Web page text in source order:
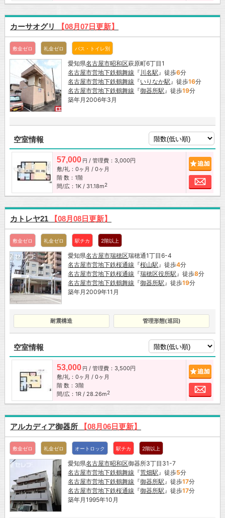
カーサオグリ 【08月07日更新】
敷金ゼロ 礼金ゼロ バス・トイレ別
愛知県名古屋市昭和区萩原町6丁目1
名古屋市営地下鉄鶴舞線 『 川名駅』徒歩6分
名古屋市営地下鉄鶴舞線 『いりなか駅』徒歩16分
名古屋市営地下鉄鶴舞線 『御器所駅』徒歩19分
築年月2006年3月
空室情報
57,000 円 / 管理費：3,000円
敷/礼：0ヶ月 / 0ヶ月
階 数：1階
間/広：1K / 31.18m2
お
カトレヤ21 【08月08日更新】
敷金ゼロ 礼金ゼロ 駅チカ 2階以上
愛知県名古屋市瑞穂区瑞穂通1丁目6-4
名古屋市営地下鉄桜通線 『桜山駅』徒歩4分
名古屋市営地下鉄桜通線 『瑞穂区役所駅』徒歩8分
名古屋市営地下鉄鶴舞線 『御器所駅』徒歩19分
築年月2009年11月
耐震構造 管理形態(巡回)
空室情報
53,000 円 / 管理費：3,500円
敷/礼：0ヶ月 / 0ヶ月
階 数：3階
間/広：1R / 28.26m2
お
アルカディア御器所 【08月06日更新】
敷金ゼロ 礼金ゼロ オートロック 駅チカ 2階以上
愛知県名古屋市昭和区御器所3丁目31-7
名古屋市営地下鉄鶴舞線 『荒畑駅 』徒歩5分
名古屋市営地下鉄鶴舞線 『御器所駅 』徒歩17分
名古屋市営地下鉄桜通線 『御器所駅 』徒歩17分
築年月1995年10月